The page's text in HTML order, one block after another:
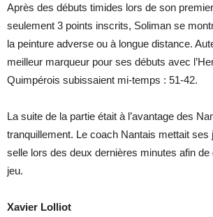
Après des débuts timides lors de son
seulement 3 points inscrits, Soliman se
la peinture adverse ou à longue distance.
meilleur marqueur pour ses débuts avec
Quimpérois subissaient mi-temps : 51-42.
La suite de la partie était à l’avantage des
tranquillement. Le coach Nantais mettait ses
selle lors des deux dernières minutes afin
jeu.
Xavier Lolliot